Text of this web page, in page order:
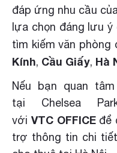
đáp ứng nhu cầu
lựa chọn đáng lưu ý
tìm kiếm văn phòng
Kính, Cầu Giấy, Hà
Nếu bạn quan
tại Chelsea
với VTC OFFICEđể
trợ thông tin chi